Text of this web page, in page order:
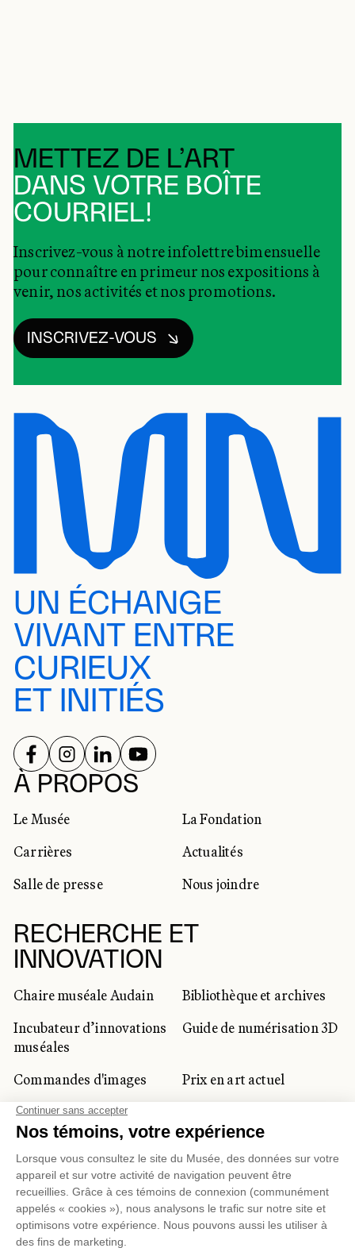
METTEZ DE L’ART
DANS VOTRE BOÎTE
COURRIEL!
Inscrivez-vous à notre infolettre bimensuelle
pour connaître en primeur nos expositions à
venir, nos activités et nos promotions.
INSCRIVEZ-VOUS
UN ÉCHANGE
VIVANT ENTRE
CURIEUX
ET INITIÉS
À PROPOS
Le Musée
La Fondation
Carrières
Actualités
Salle de presse
Nous joindre
RECHERCHE ET
INNOVATION
Chaire muséale Audain
Bibliothèque et archives
Incubateur d’innovations
muséales
Guide de numérisation 3D
Commandes d'images
Prix en art actuel
Prix Lynne-Cohen
CLIENTÈLE CORPORATIVE
ET PRIVÉE
Location d'espaces
Activités corporatives
RÉSEAUX SOCIAUX
SUIVEZ-NOUS SUR
SUIVEZ-NOUS SUR
SUIVEZ-NOUS SUR
SUIVEZ-NOUS SUR